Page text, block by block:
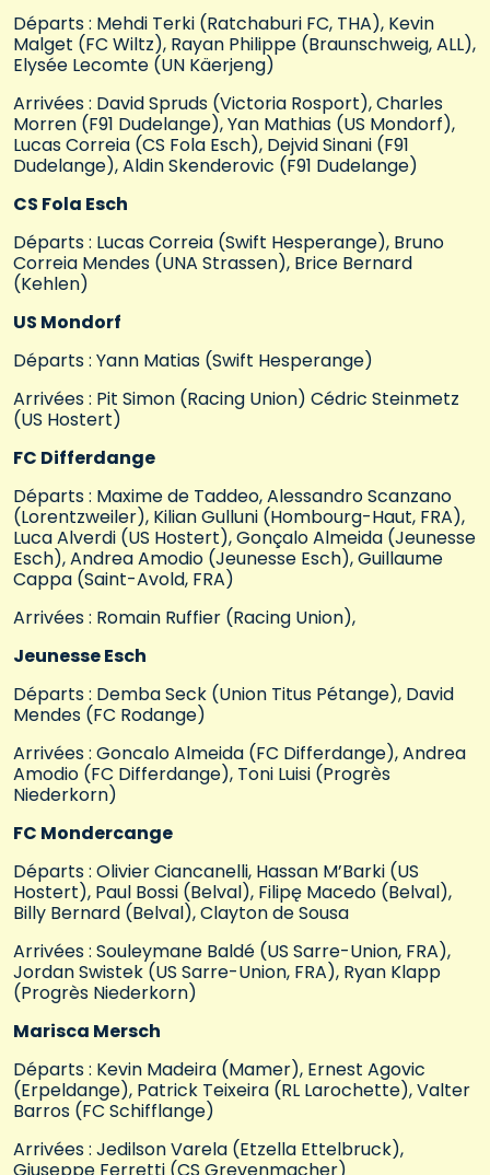
Départs : Mehdi Terki (Ratchaburi FC, THA), Kevin
Malget (FC Wiltz), Rayan Philippe (Braunschweig, ALL),
Elysée Lecomte (UN Käerjeng)
Arrivées : David Spruds (Victoria Rosport), Charles
Morren (F91 Dudelange), Yan Mathias (US Mondorf),
Lucas Correia (CS Fola Esch), Dejvid Sinani (F91
Dudelange), Aldin Skenderovic (F91 Dudelange)
CS Fola Esch
Départs : Lucas Correia (Swift Hesperange), Bruno
Correia Mendes (UNA Strassen), Brice Bernard
(Kehlen)
US Mondorf
Départs : Yann Matias (Swift Hesperange)
Arrivées : Pit Simon (Racing Union) Cédric Steinmetz
(US Hostert)
FC Differdange
Départs : Maxime de Taddeo, Alessandro Scanzano
(Lorentzweiler), Kilian Gulluni (Hombourg-Haut, FRA),
Luca Alverdi (US Hostert), Gonçalo Almeida (Jeunesse
Esch), Andrea Amodio (Jeunesse Esch), Guillaume
Cappa (Saint-Avold, FRA)
Arrivées : Romain Ruffier (Racing Union),
Jeunesse Esch
Départs : Demba Seck (Union Titus Pétange), David
Mendes (FC Rodange)
Arrivées : Goncalo Almeida (FC Differdange), Andrea
Amodio (FC Differdange), Toni Luisi (Progrès
Niederkorn)
FC Mondercange
Départs : Olivier Ciancanelli, Hassan M’Barki (US
Hostert), Paul Bossi (Belval), Filipę Macedo (Belval),
Billy Bernard (Belval), Clayton de Sousa
Arrivées : Souleymane Baldé (US Sarre-Union, FRA),
Jordan Swistek (US Sarre-Union, FRA), Ryan Klapp
(Progrès Niederkorn)
Marisca Mersch
Départs : Kevin Madeira (Mamer), Ernest Agovic
(Erpeldange), Patrick Teixeira (RL Larochette), Valter
Barros (FC Schifflange)
Arrivées : Jedilson Varela (Etzella Ettelbruck),